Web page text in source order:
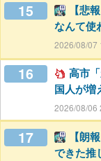
15
【悲
なんて使
2026/08/07
16
高市
国人が増
2026/08/06
17
【朗
できた推